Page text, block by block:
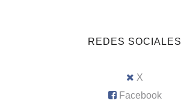
REDES SOCIALES
X
Facebook